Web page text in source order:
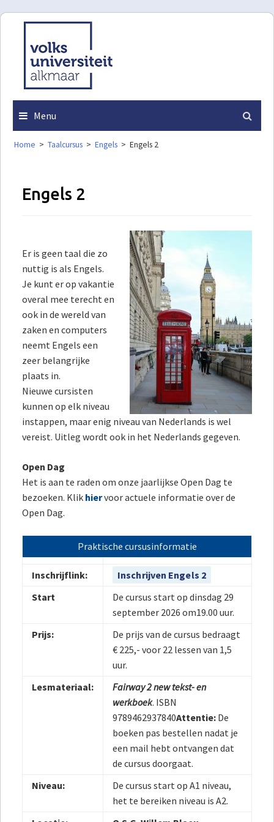
Skip
content
Menu
Home > Taalcursus > Engels > Engels 2
Engels 2
Er is geen taal die zo
nuttig is als Engels.
Je kunt er op vakantie
overal mee terecht en
ook in de wereld van
zaken en computers
neemt Engels een
zeer belangrijke
plaats in.
Nieuwe cursisten
kunnen op elk niveau
instappen, maar enig niveau van Nederlands is wel
vereist. Uitleg wordt ook in het Nederlands gegeven.
Open Dag
Het is aan te raden om onze jaarlijkse Open Dag te
bezoeken. Klik hiervoor actuele informatie over de
Open Dag.
Praktische cursusinformatie
Inschrijflink:
Inschrijven Engels 2
Start
De cursus start op dinsdag 29
september 2026 om19.00 uur.
Prijs:
De prijs van de cursus bedraagt
€ 225,- voor 22 lessen van 1,5
uur.
Lesmateriaal:
Fairway 2 new tekst- en
werkboek. ISBN
9789462937840Attentie: De
boeken pas bestellen nadat je
een mail hebt ontvangen dat
de cursus doorgaat.
Niveau:
De cursus start op A1 niveau,
het te bereiken niveau is A2.